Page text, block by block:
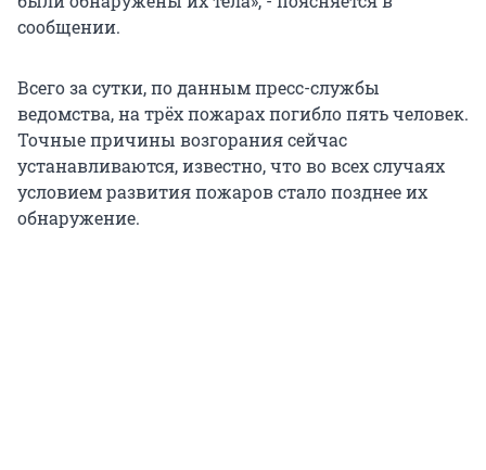
сообщении.
Всего за сутки, по данным пресс-службы
ведомства, на трёх пожарах погибло пять человек.
Точные причины возгорания сейчас
устанавливаются, известно, что во всех случаях
условием развития пожаров стало позднее их
обнаружение.